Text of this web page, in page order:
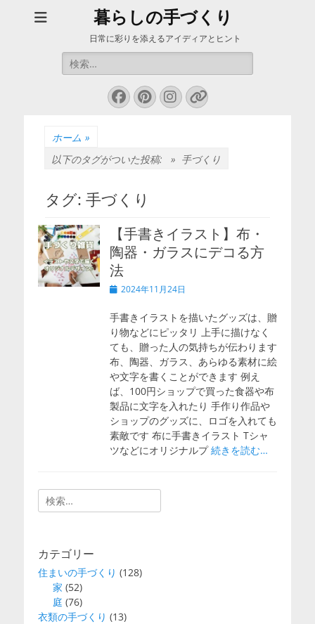
暮らしの手づくり
日常に彩りを添えるアイディアとヒント
検
索:
Facebook
Pinterest
Instagram
リ
ン
ホーム »
以下のタグがついた投稿: » 手づくり
タグ: 手づくり
【手書きイラスト】布・
陶器・ガラスにデコる方
法
投
日
2024年11月24日
手書きイラストを描いたグッズは、贈
り物などにピッタリ 上手に描けなく
ても、贈った人の気持ちが伝わります
布、陶器、ガラス、あらゆる素材に絵
や文字を書くことができます 例え
ば、100円ショップで買った食器や布
製品に文字を入れたり 手作り作品や
ショップのグッズに、ロゴを入れても
素敵です 布に手書きイラスト Tシャ
ツなどにオリジナルプ続きを読む…
検
索:
カテゴリー
住まいの手づくり (128)
家 (52)
庭 (76)
衣類の手づくり (13)